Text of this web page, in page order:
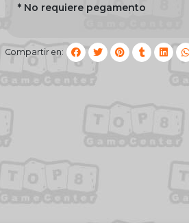
* No requiere pegamento
Compartir en: